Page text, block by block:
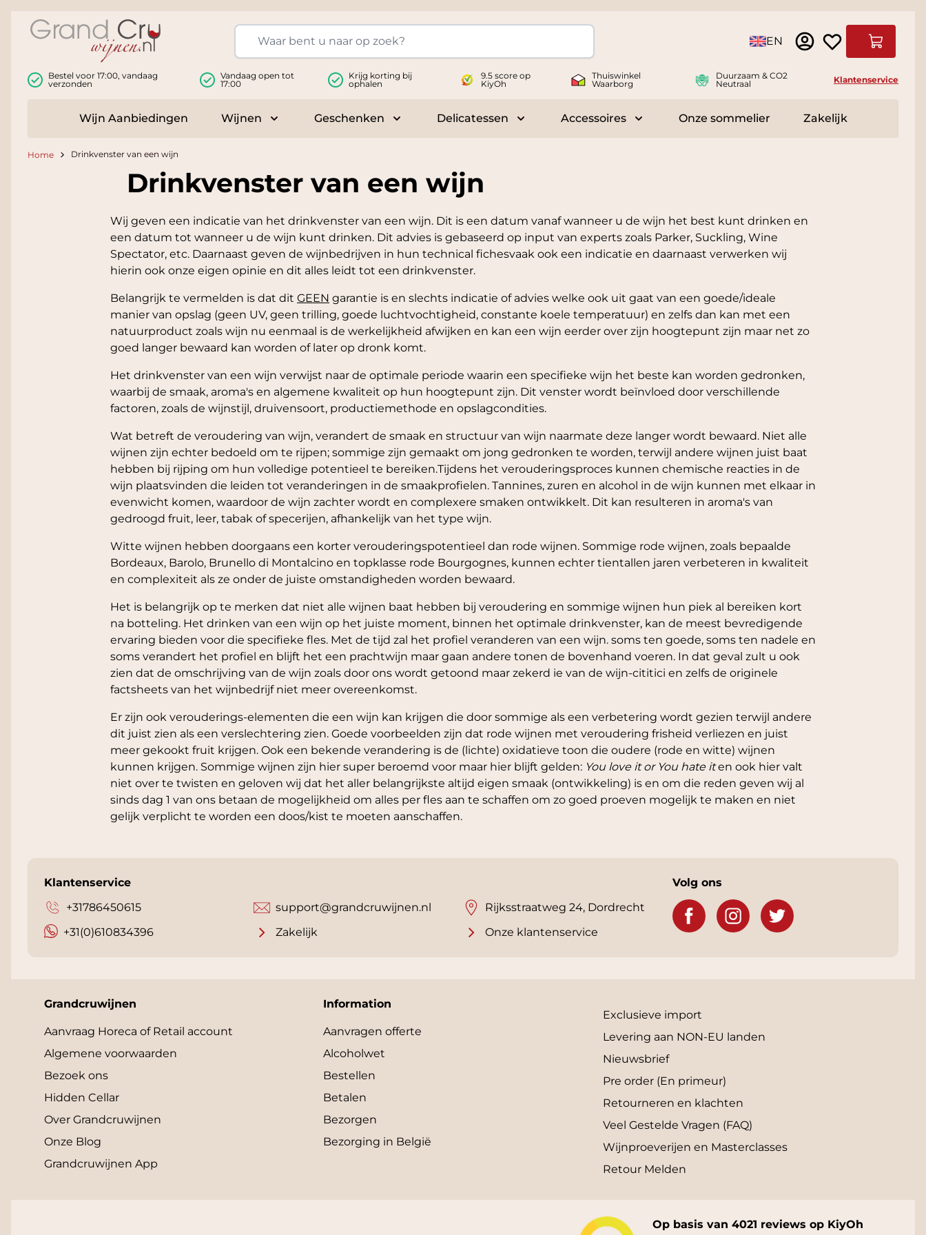
Taal EN
Bestel voor 17:00, vandaag
verzonden
Vandaag open tot
17:00
Krijg korting bij
ophalen
9.5 score op
KiyOh
Thuiswinkel
Waarborg
Duurzaam & CO2
Neutraal
Klantenservice
Wijn Aanbiedingen Wijnen
Toggle submenu for Wijnen
Geschenken
Toggle submenu for Geschenken
Delicatessen
Toggle submenu for Delicatessen
Accessoires
Toggle submenu for Accessoires
Onze sommelier Zakelijk
Home Drinkvenster van een wijn
Drinkvenster van een wijn
Wij geven een indicatie van het drinkvenster van een wijn. Dit is een datum vanaf wanneer u de wijn het best kunt drinken en
een datum tot wanneer u de wijn kunt drinken. Dit advies is gebaseerd op input van experts zoals Parker, Suckling, Wine
Spectator, etc. Daarnaast geven de wijnbedrijven in hun technical fichesvaak ook een indicatie en daarnaast verwerken wij
hierin ook onze eigen opinie en dit alles leidt tot een drinkvenster.
Belangrijk te vermelden is dat dit GEEN garantie is en slechts indicatie of advies welke ook uit gaat van een goede/ideale
manier van opslag (geen UV, geen trilling, goede luchtvochtigheid, constante koele temperatuur) en zelfs dan kan met een
natuurproduct zoals wijn nu eenmaal is de werkelijkheid afwijken en kan een wijn eerder over zijn hoogtepunt zijn maar net zo
goed langer bewaard kan worden of later op dronk komt.
Het drinkvenster van een wijn verwijst naar de optimale periode waarin een specifieke wijn het beste kan worden gedronken,
waarbij de smaak, aroma's en algemene kwaliteit op hun hoogtepunt zijn. Dit venster wordt beïnvloed door verschillende
factoren, zoals de wijnstijl, druivensoort, productiemethode en opslagcondities.
Wat betreft de veroudering van wijn, verandert de smaak en structuur van wijn naarmate deze langer wordt bewaard. Niet alle
wijnen zijn echter bedoeld om te rijpen; sommige zijn gemaakt om jong gedronken te worden, terwijl andere wijnen juist baat
hebben bij rijping om hun volledige potentieel te bereiken.Tijdens het verouderingsproces kunnen chemische reacties in de
wijn plaatsvinden die leiden tot veranderingen in de smaakprofielen. Tannines, zuren en alcohol in de wijn kunnen met elkaar in
evenwicht komen, waardoor de wijn zachter wordt en complexere smaken ontwikkelt. Dit kan resulteren in aroma's van
gedroogd fruit, leer, tabak of specerijen, afhankelijk van het type wijn.
Witte wijnen hebben doorgaans een korter verouderingspotentieel dan rode wijnen. Sommige rode wijnen, zoals bepaalde
Bordeaux, Barolo, Brunello di Montalcino en topklasse rode Bourgognes, kunnen echter tientallen jaren verbeteren in kwaliteit
en complexiteit als ze onder de juiste omstandigheden worden bewaard.
Het is belangrijk op te merken dat niet alle wijnen baat hebben bij veroudering en sommige wijnen hun piek al bereiken kort
na botteling. Het drinken van een wijn op het juiste moment, binnen het optimale drinkvenster, kan de meest bevredigende
ervaring bieden voor die specifieke fles. Met de tijd zal het profiel veranderen van een wijn. soms ten goede, soms ten nadele en
soms verandert het profiel en blijft het een prachtwijn maar gaan andere tonen de bovenhand voeren. In dat geval zult u ook
zien dat de omschrijving van de wijn zoals door ons wordt getoond maar zekerd ie van de wijn-cititici en zelfs de originele
factsheets van het wijnbedrijf niet meer overeenkomst.
Er zijn ook verouderings-elementen die een wijn kan krijgen die door sommige als een verbetering wordt gezien terwijl andere
dit juist zien als een verslechtering zien. Goede voorbeelden zijn dat rode wijnen met veroudering frisheid verliezen en juist
meer gekookt fruit krijgen. Ook een bekende verandering is de (lichte) oxidatieve toon die oudere (rode en witte) wijnen
kunnen krijgen. Sommige wijnen zijn hier super beroemd voor maar hier blijft gelden: You love it or You hate iten ook hier valt
niet over te twisten en geloven wij dat het aller belangrijkste altijd eigen smaak (ontwikkeling) is en om die reden geven wij al
sinds dag 1 van ons betaan de mogelijkheid om alles per fles aan te schaffen om zo goed proeven mogelijk te maken en niet
gelijk verplicht te worden een doos/kist te moeten aanschaffen.
Klantenservice
+31786450615
+31(0)610834396
support@grandcruwijnen.nl
Rijksstraatweg 24, Dordrecht
Zakelijk
Onze klantenservice
Volg ons
Grandcruwijnen
Aanvraag Horeca of Retail account
Algemene voorwaarden
Bezoek ons
Hidden Cellar
Over Grandcruwijnen
Onze Blog
Grandcruwijnen App
Information
Aanvragen offerte
Alcoholwet
Bestellen
Betalen
Bezorgen
Bezorging in België
Exclusieve import
Levering aan NON-EU landen
Nieuwsbrief
Pre order (En primeur)
Retourneren en klachten
Veel Gestelde Vragen (FAQ)
Wijnproeverijen en Masterclasses
Retour Melden
Op basis van 4021 reviews op KiyOh